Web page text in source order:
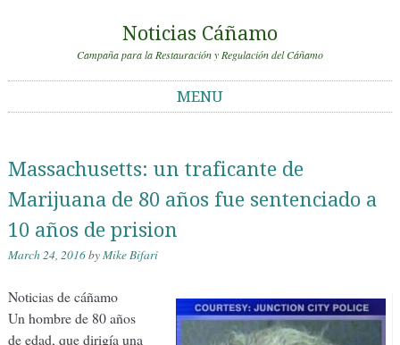
Noticias Cáñamo
Campaña para la Restauración y Regulación del Cáñamo
MENU
Massachusetts: un traficante de
Marijuana de 80 años fue sentenciado a
10 años de prision
March 24, 2016byMike Bifari
Noticias de cáñamo
Un hombre de 80 años
de edad, que dirigía una